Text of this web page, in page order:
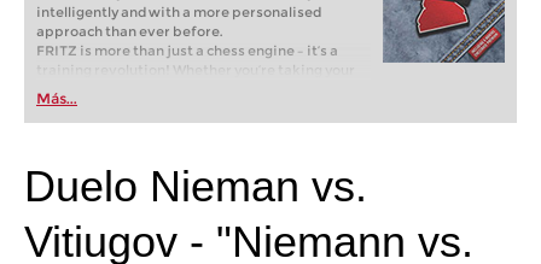
intelligently and with a more personalised
approach than ever before.
FRITZ is more than just a chess engine – it’s a
training revolution! Whether you’re taking your
first steps into the world of club chess, or already
playing at a tournament level: with FRITZ, you can
train more efficiently, intelligently and with a
Más...
Duelo Nieman vs.
Vitiugov - "Niemann vs.